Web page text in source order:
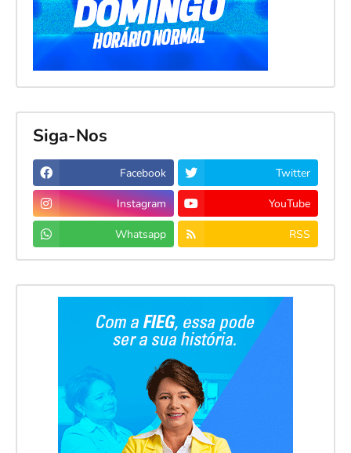
Siga-Nos
Facebook Twitter
Instagram YouTube
Whatsapp RSS